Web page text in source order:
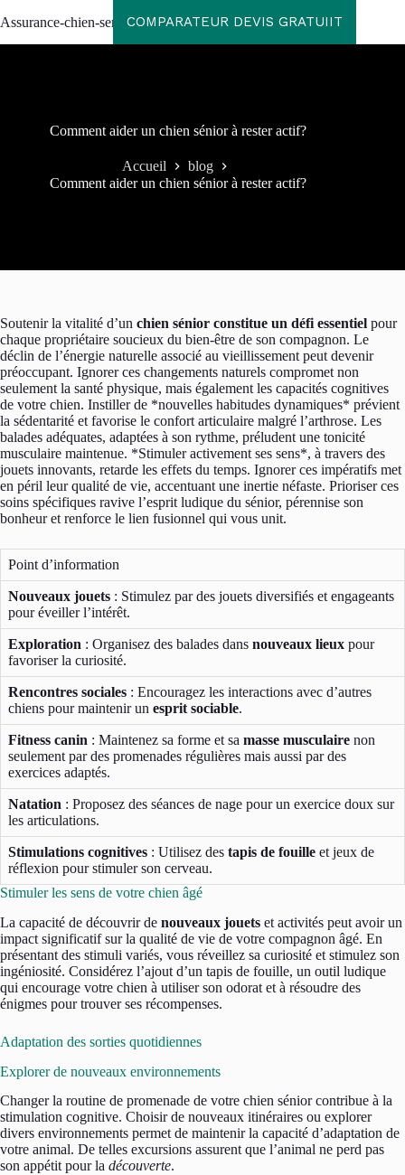
au
Assurance-chien-seniorCOMPARATEUR DEVIS GRATUIIT
Comment aider un chien sénior à rester actif?
Accueil
blog
Comment aider un chien sénior à rester actif?
Soutenir la vitalité d’un chien sénior constitue un défi essentiel pour
chaque propriétaire soucieux du bien-être de son compagnon. Le
déclin de l’énergie naturelle associé au vieillissement peut devenir
préoccupant. Ignorer ces changements naturels compromet non
seulement la santé physique, mais également les capacités cognitives
de votre chien. Instiller de *nouvelles habitudes dynamiques* prévient
la sédentarité et favorise le confort articulaire malgré l’arthrose. Les
balades adéquates, adaptées à son rythme, préludent une tonicité
musculaire maintenue. *Stimuler activement ses sens*, à travers des
jouets innovants, retarde les effets du temps. Ignorer ces impératifs met
en péril leur qualité de vie, accentuant une inertie néfaste. Prioriser ces
soins spécifiques ravive l’esprit ludique du sénior, pérennise son
bonheur et renforce le lien fusionnel qui vous unit.
Point d’information
Nouveaux jouets : Stimulez par des jouets diversifiés et engageants
pour éveiller l’intérêt.
Exploration : Organisez des balades dans nouveaux lieux pour
favoriser la curiosité.
Rencontres sociales : Encouragez les interactions avec d’autres
chiens pour maintenir un esprit sociable.
Fitness canin : Maintenez sa forme et sa masse musculaire non
seulement par des promenades régulières mais aussi par des
exercices adaptés.
Natation : Proposez des séances de nage pour un exercice doux sur
les articulations.
Stimulations cognitives : Utilisez des tapis de fouille et jeux de
réflexion pour stimuler son cerveau.
Stimuler les sens de votre chien âgé
La capacité de découvrir de nouveaux jouets et activités peut avoir un
impact significatif sur la qualité de vie de votre compagnon âgé. En
présentant des stimuli variés, vous réveillez sa curiosité et stimulez son
ingéniosité. Considérez l’ajout d’un tapis de fouille, un outil ludique
qui encourage votre chien à utiliser son odorat et à résoudre des
énigmes pour trouver ses récompenses.
Adaptation des sorties quotidiennes
Explorer de nouveaux environnements
Changer la routine de promenade de votre chien sénior contribue à la
stimulation cognitive. Choisir de nouveaux itinéraires ou explorer
divers environnements permet de maintenir la capacité d’adaptation de
votre animal. De telles excursions assurent que l’animal ne perd pas
son appétit pour la découverte.